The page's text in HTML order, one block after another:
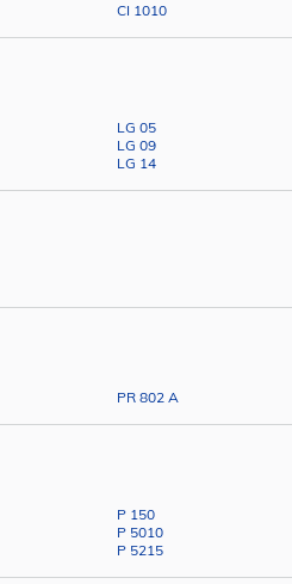
CI 1010
LG 05
LG 09
LG 14
PR 802 A
P 150
P 5010
P 5215